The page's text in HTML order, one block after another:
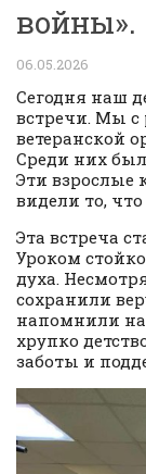
войны».
06.05.2026
Сегодня наш
встречи. Мы с
ветеранской
Среди них
Эти взрослые
видели то,
Эта встреча
Уроком
духа.
сохранили
напомнили
хрупко
заботы и